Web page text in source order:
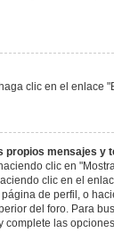
clic en el enlace
propios mensajes y
clic en
clic en el
de perfil, o
del foro. Para
complete las